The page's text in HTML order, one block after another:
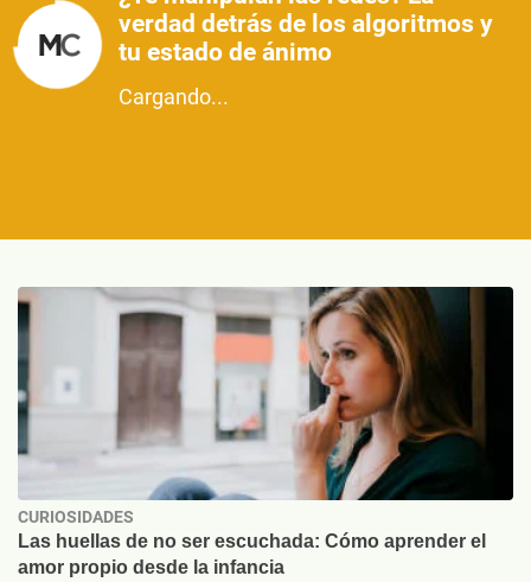
verdad detrás de los algoritmos y
tu estado de ánimo
Cargando...
CURIOSIDADES
Las huellas de no ser escuchada: Cómo aprender el
amor propio desde la infancia